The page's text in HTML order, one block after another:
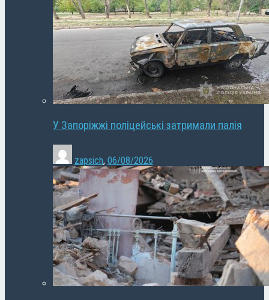
У Запоріжжі поліцейські затримали палія
zapsich, 06/08/2026